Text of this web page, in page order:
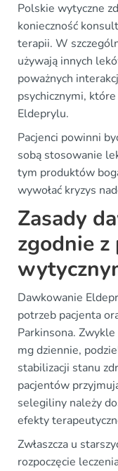
Polskie wytyczne
konieczność
terapii. W
używają innych
poważnych
psychicznymi,
Eldeprylu.
Pacjenci powinni
sobą stosowanie
tym produktów
wywołać kryzys
Zasady
zgodnie
Dawkowanie
potrzeb pacjenta
Parkinsona.
mg dziennie,
stabilizacji stanu
pacjentów
selegiliny należy
efekty
Zwłaszcza u
rozpoczęcie